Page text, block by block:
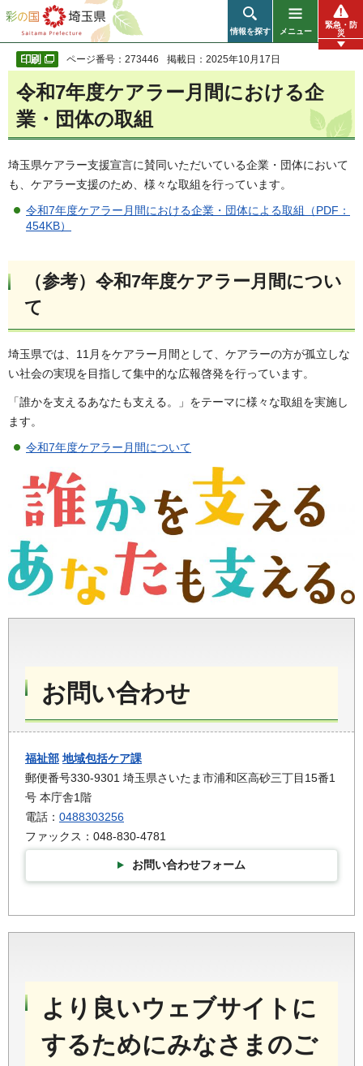
彩の国 埼玉県
情報を探す メニュー
緊急・防
災
ページ番号：273446 掲載日：2025年10月17日
令和7年度ケアラー月間における企
業・団体の取組
埼玉県ケアラー支援宣言に賛同いただいている企業・団体において
も、ケアラー支援のため、様々な取組を行っています。
令和7年度ケアラー月間における企業・団体による取組（PDF：
454KB）
（参考）令和7年度ケアラー月間につい
て
埼玉県では、11月をケアラー月間として、ケアラーの方が孤立しな
い社会の実現を目指して集中的な広報啓発を行っています。
「誰かを支えるあなたも支える。」をテーマに様々な取組を実施し
ます。
令和7年度ケアラー月間について
お問い合わせ
福祉部 地域包括ケア課
郵便番号330-9301 埼玉県さいたま市浦和区高砂三丁目15番1
号 本庁舎1階
電話： 0488303256
ファックス：048-830-4781
お問い合わせフォーム
より良いウェブサイトに
するためにみなさまのご